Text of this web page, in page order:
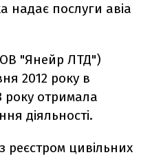
надає послуги авіа
"Янейр ЛТД")
2012 року в
року отримала
діяльності.
реєстром цивільних